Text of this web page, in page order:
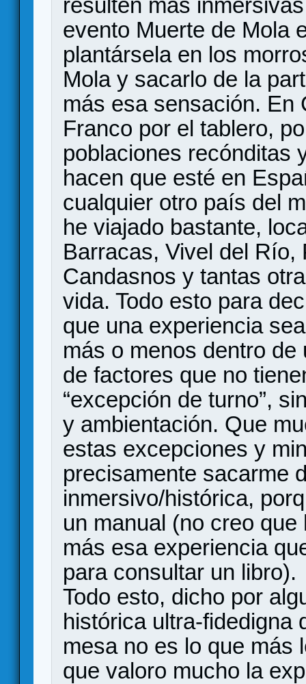
resulten más
evento Muerte de Mola
plantársela en los
Mola y sacarlo de la
más esa sensación. En
Franco por el tablero,
poblaciones recónditas
hacen que esté en
cualquier otro país del
he viajado bastante,
Barracas, Vivel del Río,
Candasnos y tantas
vida. Todo esto para
que una experiencia
más o menos dentro de
de factores que no
“excepción de turno”,
y ambientación. Que
estas excepciones y
precisamente sacarme
inmersivo/histórica,
un manual (no creo
más esa experiencia
para consultar un libro).
Todo esto, dicho por
histórica ultra-fidedigna
mesa no es lo que más
que valoro mucho la